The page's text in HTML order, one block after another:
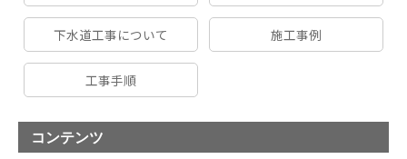
下水道工事について 施工事例
工事手順
コンテンツ